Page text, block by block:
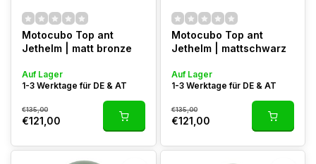
Motocubo Top ant
Jethelm | matt bronze
Auf Lager
1-3 Werktage für DE & AT
€135,00
€121,00
Motocubo Top ant
Jethelm | mattschwarz
Auf Lager
1-3 Werktage für DE & AT
€135,00
€121,00